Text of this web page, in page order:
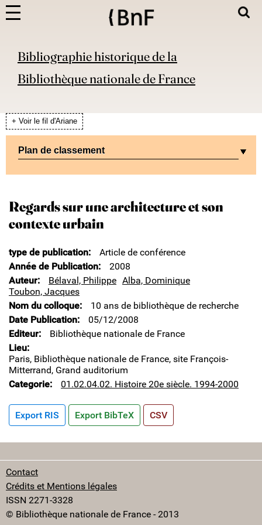
Bibliographie historique de la
Bibliothèque nationale de France
+ Voir le fil d'Ariane
Plan de classement
Regards sur une architecture et son
contexte urbain
type de publication
Article de conférence
Année de Publication
2008
Auteur
Bélaval, Philippe Alba, Dominique
Toubon, Jacques
Nom du colloque
10 ans de bibliothèque de recherche
Date Publication
05/12/2008
Editeur
Bibliothèque nationale de France
Lieu
Paris, Bibliothèque nationale de France, site François-
Mitterrand, Grand auditorium
Categorie
01.02.04.02. Histoire 20e siècle. 1994-2000
Export RIS Export BibTeX CSV
Contact
Crédits et Mentions légales
ISSN 2271-3328
© Bibliothèque nationale de France - 2013